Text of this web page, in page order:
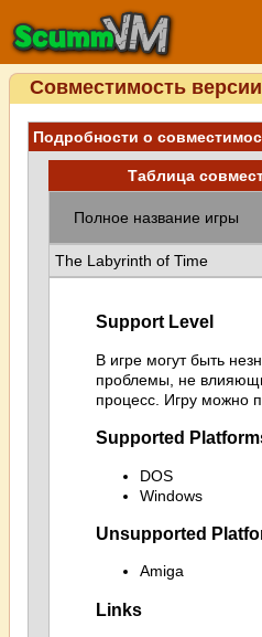
Совместимость
Подробности о
Таблица
Полное название игры
The Labyrinth of Time
Support Level
В игре могут быть
проблемы, не
процесс. Игру можно
Supported
DOS
Windows
Unsupported
Amiga
Links